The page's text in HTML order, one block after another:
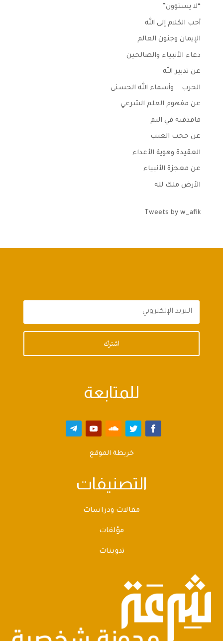
“لا يستوون”
أحب الكلام إلى الله
الإيمان وجنون العالم
دعاء الأنبياء والصالحين
عن تدبير الله
الحرب .. وأسماء الله الحسنى
عن مفهوم العلم الشرعي
فاقذفيه في اليم
عن حجب الغيب
العقيدة وهوية الأعداء
عن معجزة الأنبياء
الأرض ملك لله
Tweets by w_afik
اشترك
للمتابعة
خريطة الموقع
التصنيفات
مقالات ودراسات
مؤلفات
تدوينات